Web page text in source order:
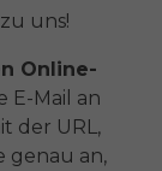
uns!
Online-
E-Mail an
der URL,
genau an,